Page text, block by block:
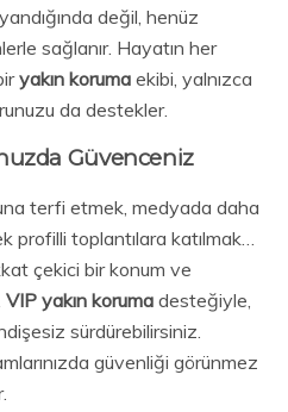
değil, henüz
sağlanır. Hayatın her
yakın koruma ekibi, yalnızca
da destekler.
Güvenceniz
terfi etmek, medyada daha
profilli toplantılara katılmak…
çekici bir konum ve
VIP yakın koruma desteğiyle,
sürdürebilirsiniz.
güvenliği görünmez